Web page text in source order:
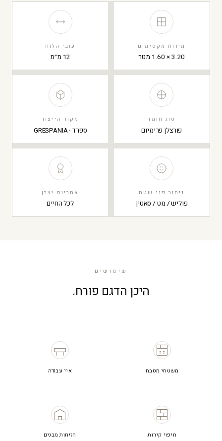
מידות מקסימום
3.20 × 1.60 מטר
עובי הלוח
12 מ״מ
סוג חומר
פורצלן פרימיום
מקור הייצור
ספרד · GRESPANIA
גימור פני שטח
פוליש / מט / סאטין
אחריות יצרן
לכל החיים
שימושים
היכן הדגם פורח.
משטחי מטבח איי עבודה
חיפוי קירות חזיתות מבנים